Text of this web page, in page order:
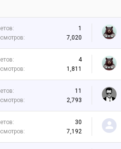
1
7,020
4
1,811
11
2,793
30
7,192